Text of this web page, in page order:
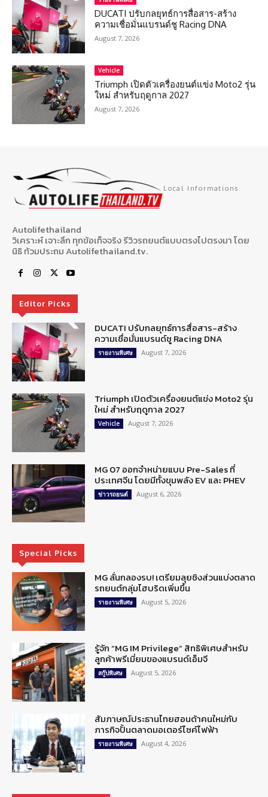
DUCATI ปรับกลยุทธ์การสื่อสาร-สร้าง
ความเชื่อมั่นแบรนด์ชู Racing DNA
August 7, 2026
Vehicle
Triumph เปิดตัวเครื่องยนต์แข่ง Moto2 รุ่น
ใหม่ สำหรับฤดูกาล 2027
August 7, 2026
Local Informations
Autolifethailand
วิเคราะห์ เจาะลึก ทุกข้อเท็จจริง รีวิวรถยนต์แบบตรงไปตรงมา โดย
นิธิ ท้วมประถม Autolifethailand.tv.
Editor Picks
DUCATI ปรับกลยุทธ์การสื่อสาร-สร้าง
ความเชื่อมั่นแบรนด์ชู Racing DNA
รายงานพิเศษ August 7, 2026
Triumph เปิดตัวเครื่องยนต์แข่ง Moto2 รุ่น
ใหม่ สำหรับฤดูกาล 2027
Vehicle August 7, 2026
MG 07 ออกจำหน่ายแบบ Pre-Sales ที่
ประเทศจีน โดยมีทั้งขุมพลัง EV และ PHEV
ข่าวรถยนต์ August 6, 2026
Special Picks
MG ลั่นกลองรบ! เตรียมลุยชิงส่วนแบ่งตลาด
รถยนต์กลุ่มไฮบริดเพิ่มขึ้น
รายงานพิเศษ August 5, 2026
รู้จัก “MG IM Privilege” สิทธิพิเศษสำหรับ
ลูกค้าพรีเมี่ยมของแบรนด์เอ็มจี
สกู๊ปพิเศษ August 5, 2026
สัมภาษณ์ประธานไทยฮอนด้าคนใหม่กับ
ภารกิจปั้นตลาดมอเตอร์ไซค์ไฟฟ้า
รายงานพิเศษ August 4, 2026